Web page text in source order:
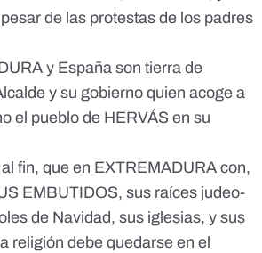
de las protestas de los padres
y España son tierra de
y su gobierno quien acoge a
el pueblo de HERVÁS en su
fin, que en EXTREMADURA con,
EMBUTIDOS, sus raíces judeo-
de Navidad, sus iglesias, y sus
religión debe quedarse en el